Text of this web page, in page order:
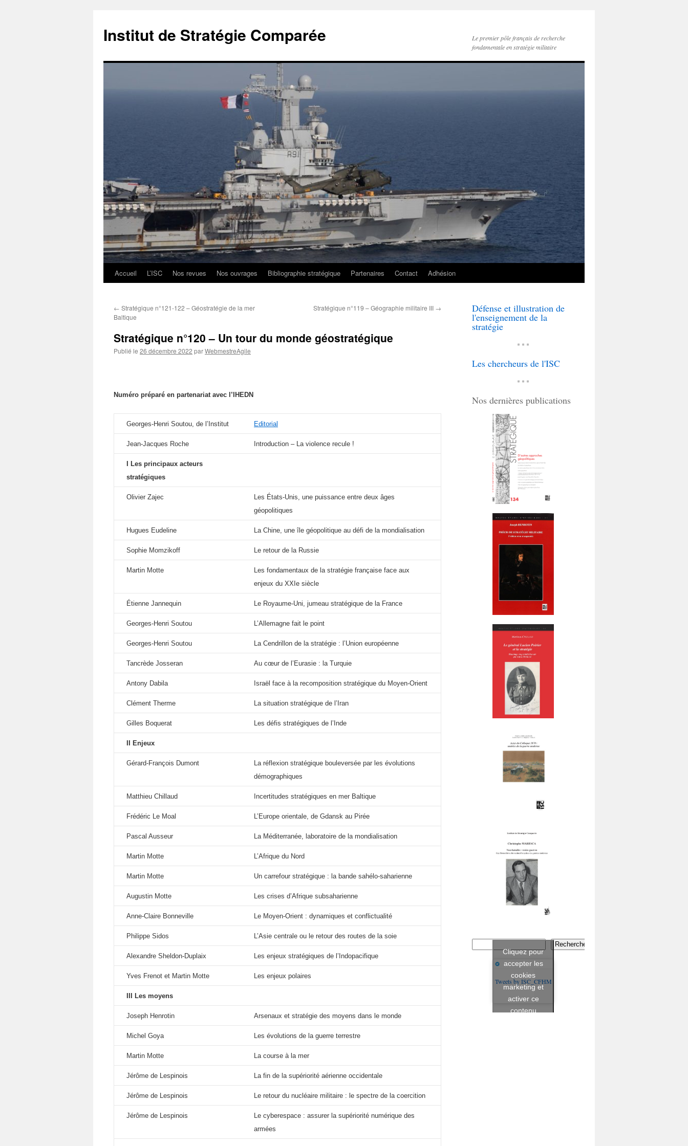
Institut de Stratégie Comparée
Le premier pôle français de recherche
fondamentale en stratégie militaire
Aller
contenu
Accueil L’ISC Nos revues Nos ouvrages Bibliographie stratégique Partenaires Contact Adhésion
← Stratégique n°121-122 – Géostratégie de la mer
Baltique
Stratégique n°119 – Géographie militaire III →
Stratégique n°120 – Un tour du monde géostratégique
Publié le 26 décembre 2022 parWebmestreAgile
Numéro préparé en partenariat avec l’IHEDN
Georges-Henri Soutou, de l’Institut Editorial
Jean-Jacques Roche Introduction – La violence recule !
I Les principaux acteurs
stratégiques
Olivier Zajec
Les États-Unis, une puissance entre deux âges
géopolitiques
Hugues Eudeline La Chine, une île géopolitique au défi de la mondialisation
Sophie Momzikoff Le retour de la Russie
Martin Motte
Les fondamentaux de la stratégie française face aux
enjeux du XXIe siècle
Étienne Jannequin Le Royaume-Uni, jumeau stratégique de la France
Georges-Henri Soutou L’Allemagne fait le point
Georges-Henri Soutou La Cendrillon de la stratégie : l’Union européenne
Tancrède Josseran Au cœur de l’Eurasie : la Turquie
Antony Dabila Israël face à la recomposition stratégique du Moyen-Orient
Clément Therme La situation stratégique de l’Iran
Gilles Boquerat Les défis stratégiques de l’Inde
II Enjeux
Gérard-François Dumont
La réflexion stratégique bouleversée par les évolutions
démographiques
Matthieu Chillaud Incertitudes stratégiques en mer Baltique
Frédéric Le Moal L’Europe orientale, de Gdansk au Pirée
Pascal Ausseur La Méditerranée, laboratoire de la mondialisation
Martin Motte L’Afrique du Nord
Martin Motte Un carrefour stratégique : la bande sahélo-saharienne
Augustin Motte Les crises d’Afrique subsaharienne
Anne-Claire Bonneville Le Moyen-Orient : dynamiques et conflictualité
Philippe Sidos L’Asie centrale ou le retour des routes de la soie
Alexandre Sheldon-Duplaix Les enjeux stratégiques de l’Indopacifique
Yves Frenot et Martin Motte Les enjeux polaires
III Les moyens
Joseph Henrotin Arsenaux et stratégie des moyens dans le monde
Michel Goya Les évolutions de la guerre terrestre
Martin Motte La course à la mer
Jérôme de Lespinois La fin de la supériorité aérienne occidentale
Jérôme de Lespinois Le retour du nucléaire militaire : le spectre de la coercition
Jérôme de Lespinois
Le cyberespace : assurer la supériorité numérique des
armées
Défense et illustration de
l'enseignement de la
stratégie
* * *
Les chercheurs de l'ISC
* * *
Nos dernières publications
Rechercher
Tweets by ISC_CFHM
Cliquez pour
accepter les
cookies
marketing et
activer ce
contenu